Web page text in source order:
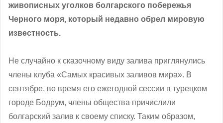
живописных уголков болгарского побережья
Черного моря, который недавно обрел мировую
известность.
Не случайно к сказочному виду залива приглянулись
члены клуба «Самых красивых заливов мира». В
сентябре, во время его ежегодной сессии в турецком
городе Бодрум, члены общества причислили
болгарский залив к своему списку. Таким образом,